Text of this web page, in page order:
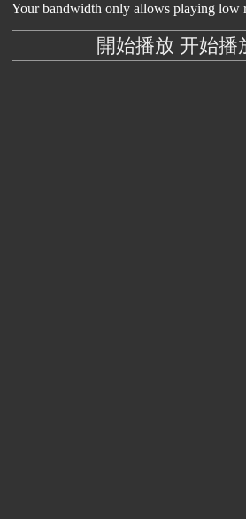
Your bandwidth only allows playing low
開始播放 开始播